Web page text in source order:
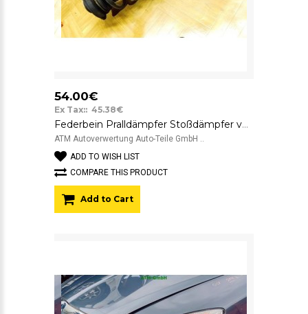
54.00€
Ex Tax:: 45.38€
Federbein Pralldämpfer Stoßdämpfer vorne links Skoda Octavia 2 II Fahrerseite
ATM Autoverwertung Auto-Teile GmbH ..
ADD TO WISH LIST
COMPARE THIS PRODUCT
Add to Cart